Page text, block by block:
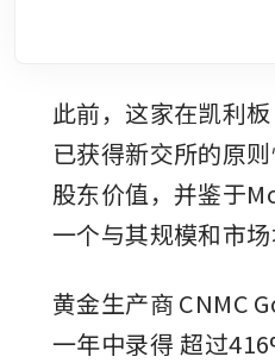
此前，这家在凯利
已获得新交所的原则
股东价值，并鉴于
一个与其规模和市场
黄金生产商 CNMC
一年中录得 超过